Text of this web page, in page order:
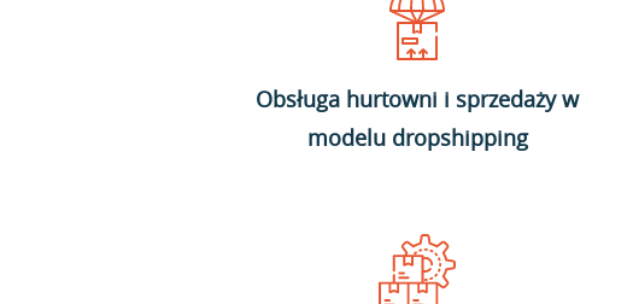
Obsługa hurtowni i sprzedaży w
modelu dropshipping